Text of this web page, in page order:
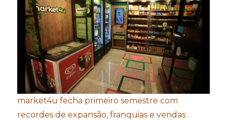
market4u fecha primeiro semestre com
recordes de expansão, franquias e vendas